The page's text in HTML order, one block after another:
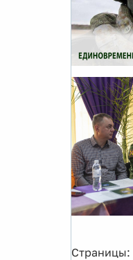
Страницы: